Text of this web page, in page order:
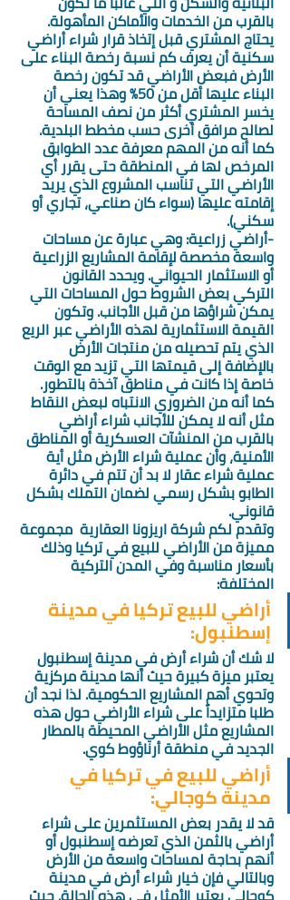
بالقرب من الخدمات والأماكن المأهولة.
يحتاج المشتري قبل إتخاذ قرار شراء أراضي
سكنية أن يعرف كم نسبة رخصة البناء على
الأرض فبعض الأراضي قد تكون رخصة
البناء عليها أقل من 50% وهذا يعني أن
يخسر المشتري أكثر من نصف المساحة
لصالح مرافق أخرى حسب مخطط البلدية.
كما أنه من المهم معرفة عدد الطوابق
المرخص لها في المنطقة حتى يقرر أي
الأراضي التي تناسب المشروع الذي يريد
إقامته عليها (سواء كان صناعي، تجاري أو
سكني).
-أراضي زراعية: وهي عبارة عن مساحات
واسعة مخصصة لإقامة المشاريع الزراعية
أو الاستثمار الحيواني. ويحدد القانون
التركي بعض الشروط حول المساحات التي
يمكن شراؤها من قبل الأجانب. وتكون
القيمة الاستثمارية لهذه الأراضي عبر الريع
الذي يتم تحصيله من منتجات الأرض
بالإضافة إلى قيمتها التي تزيد مع الوقت
خاصة إذا كانت في مناطق آخذة بالتطور.
كما أنه من الضروري الانتباه لبعض النقاط
مثل أنه لا يمكن للأجانب شراء أراضي
بالقرب من المنشآت العسكرية أو المناطق
الأمنية، وأن عملية شراء الأرض مثل أية
عملية شراء عقار لا بد أن تتم في دائرة
الطابو بشكل رسمي لضمان التملك بشكل
قانوني.
وتقدم لكم شركة اريزونا العقارية  مجموعة
مميزة من الأراضي للبيع في تركيا وذلك
بأسعار مناسبة وفي المدن التركية
المختلفة:
أراضي للبيع تركيا في مدينة
إسطنبول:
لا شك أن شراء أرض في مدينة إسطنبول
يعتبر ميزة كبيرة حيث أنها مدينة مركزية
وتحوي أهم المشاريع الحكومية. لذا نجد أن
طلبا متزايداً على شراء الأراضي حول هذه
المشاريع مثل الأراضي المحيطة بالمطار
الجديد في منطقة أرناؤوط كوي.
أراضي للبيع في تركيا في
مدينة كوجالي:
قد لا يقدر بعض المستثمرين على شراء
أراضي بالثمن الذي تعرضه إسطنبول أو
أنهم بحاجة لمساحات واسعة من الأرض
وبالتالي فإن خيار شراء أرض في مدينة